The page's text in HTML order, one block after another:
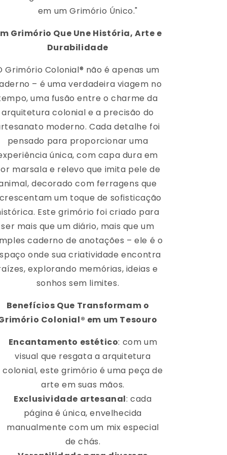
em um Grimório Único."
Grimório Que Une História, Arte e
Durabilidade
Grimório Colonial® não é apenas um
– é uma verdadeira viagem no
uma fusão entre o charme da
arquitetura colonial e a precisão do
moderno. Cada detalhe foi
pensado para proporcionar uma
única, com capa dura em
marsala e relevo que imita pele de
decorado com ferragens que
um toque de sofisticação
Este grimório foi criado para
ser mais que um diário, mais que um
caderno de anotações – ele é o
onde sua criatividade encontra
explorando memórias, ideias e
sonhos sem limites.
Benefícios Que Transformam o
Colonial® em um Tesouro
Encantamento estético: com um
visual que resgata a arquitetura
colonial, este grimório é uma peça de
arte em suas mãos.
Exclusividade artesanal: cada
página é única, envelhecida
manualmente com um mix especial
de chás.